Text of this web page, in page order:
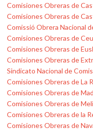
Comisiones Obreras de
Comisiones Obreras de
Comissió Obrera Nacional
Comisiones Obreras de
Comisiones Obreras de
Comisiones Obreras de
Sindicato Nacional de
Comisiones Obreras de La
Comisiones Obreras de
Comisiones Obreras de
Comisiones Obreras de la
Comisiones Obreras de